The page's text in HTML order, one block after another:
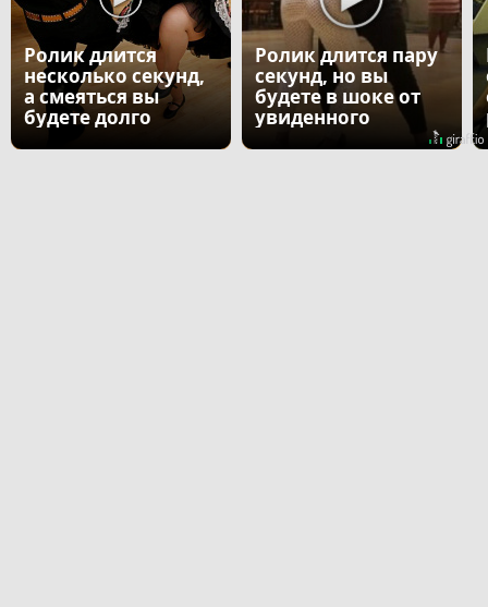
Ролик длится
несколько секунд,
а смеяться вы
будете долго
Ролик длится пару
секунд, но вы
будете в шоке от
увиденного